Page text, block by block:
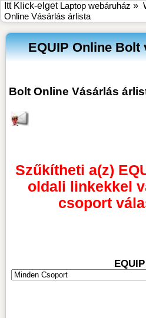
Itt Klick-elget Laptop webáruház »
Online Vásárlás árlista
EQUIP Online
Bolt Online Vásárlás
Szűkítheti a(z)
oldali linkekkel
csoport
EQUIP